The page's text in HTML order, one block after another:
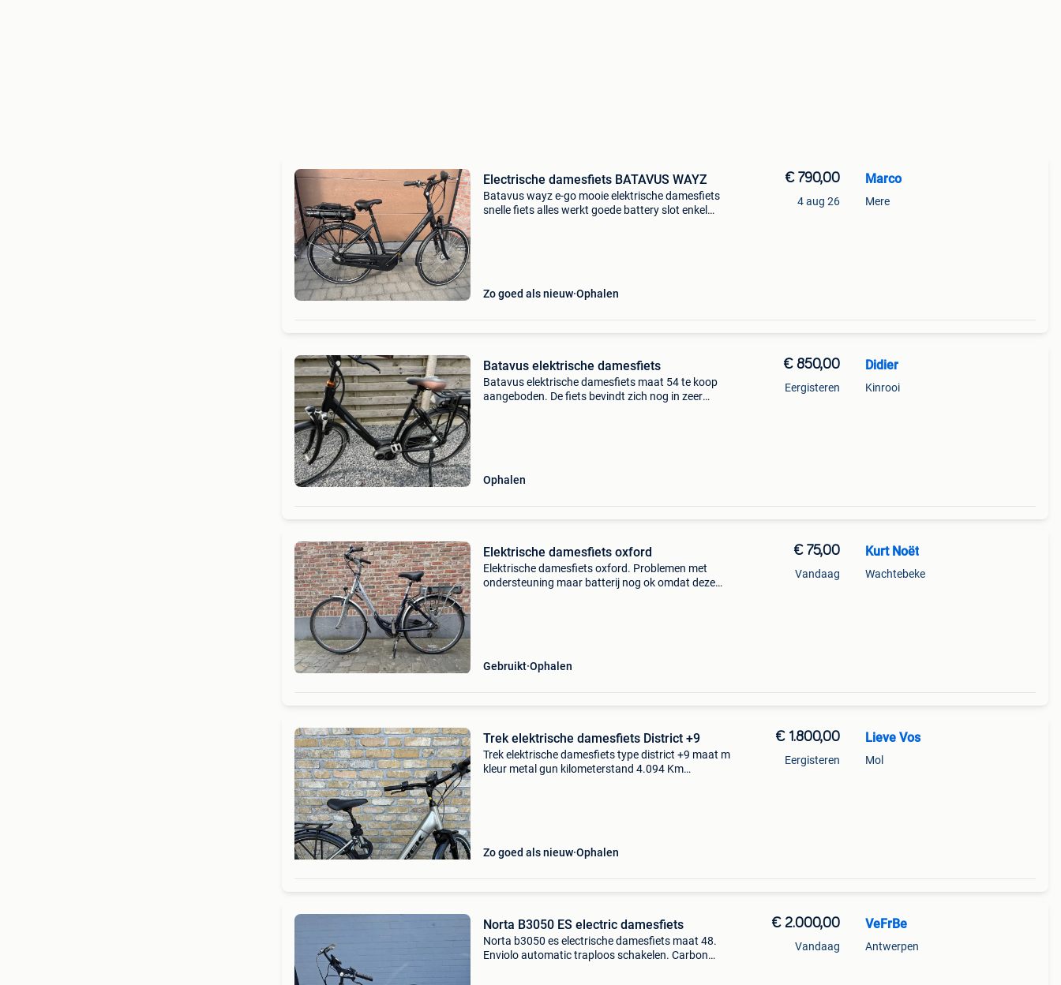
Electrische damesfiets BATAVUS WAYZ
Batavus wayz e-go mooie elektrische damesfiets
snelle fiets alles werkt goede battery slot enkel
Zo goed als nieuw Ophalen
€ 790,00
4 aug 26
Marco
Mere
Batavus elektrische damesfiets
Batavus elektrische damesfiets maat 54 te koop
aangeboden. De fiets bevindt zich nog in zeer
Ophalen
€ 850,00
Eergisteren
Didier
Kinrooi
Elektrische damesfiets oxford
Elektrische damesfiets oxford. Problemen met
ondersteuning maar batterij nog ok omdat deze
Gebruikt Ophalen
€ 75,00
Vandaag
Kurt Noët
Wachtebeke
Trek elektrische damesfiets District +9
Trek elektrische damesfiets type district +9 maat m
kleur metal gun kilometerstand 4.094 Km
Zo goed als nieuw Ophalen
€ 1.800,00
Eergisteren
Lieve Vos
Mol
Norta B3050 ES electric damesfiets
Norta b3050 es electrische damesfiets maat 48.
Enviolo automatic traploos schakelen. Carbon
€ 2.000,00
Vandaag
VeFrBe
Antwerpen